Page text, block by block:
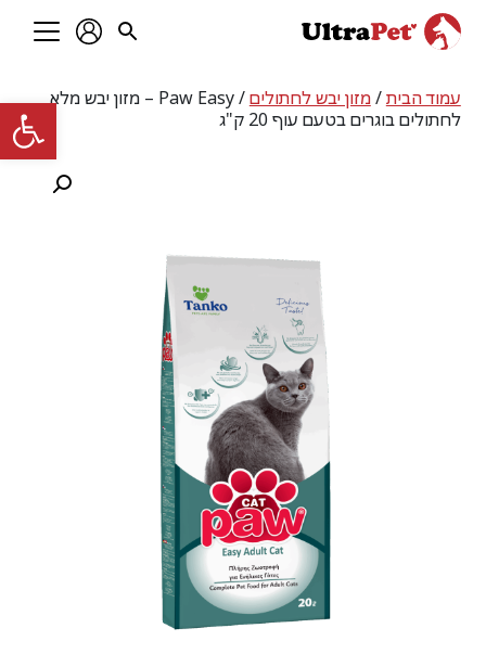
פתח עמוד הבית/מזון יבש לחתולים
/ Paw Easy – מזון יבש מלא
לחתולים בוגרים בטעם עוף 20 ק"ג